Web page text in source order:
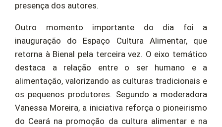
presença dos autores.
Outro momento importante do dia foi a
inauguração do Espaço Cultura Alimentar, que
retorna à Bienal pela terceira vez. O eixo temático
destaca a relação entre o ser humano e a
alimentação, valorizando as culturas tradicionais e
os pequenos produtores. Segundo a moderadora
Vanessa Moreira, a iniciativa reforça o pioneirismo
do Ceará na promoção da cultura alimentar e na